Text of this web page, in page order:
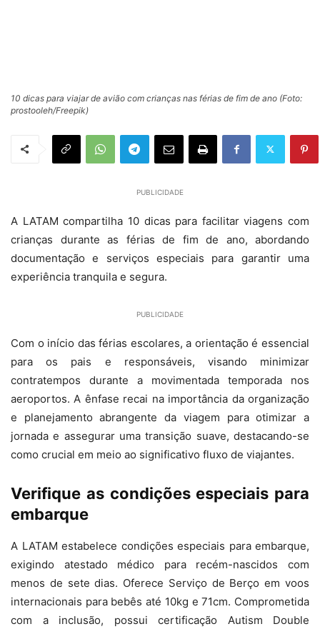
10 dicas para viajar de avião com crianças nas férias de fim de ano (Foto:
prostooleh/Freepik)
PUBLICIDADE
A LATAM compartilha 10 dicas para facilitar viagens com
crianças durante as férias de fim de ano, abordando
documentação e serviços especiais para garantir uma
experiência tranquila e segura.
PUBLICIDADE
Com o início das férias escolares, a orientação é essencial
para os pais e responsáveis, visando minimizar
contratempos durante a movimentada temporada nos
aeroportos. A ênfase recai na importância da organização
e planejamento abrangente da viagem para otimizar a
jornada e assegurar uma transição suave, destacando-se
como crucial em meio ao significativo fluxo de viajantes.
Verifique as condições especiais para
embarque
A LATAM estabelece condições especiais para embarque,
exigindo atestado médico para recém-nascidos com
menos de sete dias. Oferece Serviço de Berço em voos
internacionais para bebês até 10kg e 71cm. Comprometida
com a inclusão, possui certificação Autism Double